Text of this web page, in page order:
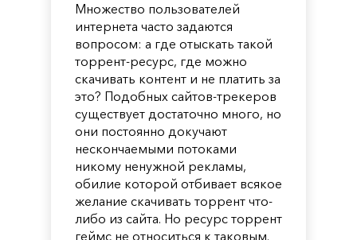
Множество пользователей
интернета часто задаются
вопросом: а где отыскать такой
торрент-ресурс, где можно
скачивать контент и не платить за
это? Подобных сайтов-трекеров
существует достаточно много, но
они постоянно докучают
нескончаемыми потоками
никому ненужной рекламы,
обилие которой отбивает всякое
желание скачивать торрент что-
либо из сайта. Но ресурс торрент
геймс не относиться к таковым.